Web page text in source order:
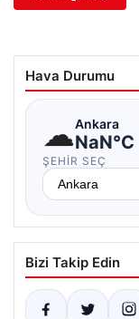
Hava Durumu
☁Ankara
NaN°C
ŞEHIR SEÇ
Bizi Takip Edin